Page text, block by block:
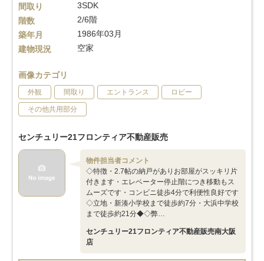
間取り
3SDK
階数
2/6階
築年月
1986年03月
建物現況
空家
画像カテゴリ
外観 間取り エントランス ロビー
その他共用部分
センチュリー21フロンティア不動産販売
物件担当者コメント
◇特徴・2.7帖の納戸がありお部屋がスッキリ片
付きます・エレベーター停止階につき移動もス
ムーズです・コンビニ徒歩4分で利便性良好です
◇立地・新湊小学校まで徒歩約7分・大浜中学校
まで徒歩約21分◆◇弊…
センチュリー21フロンティア不動産販売南大阪
店